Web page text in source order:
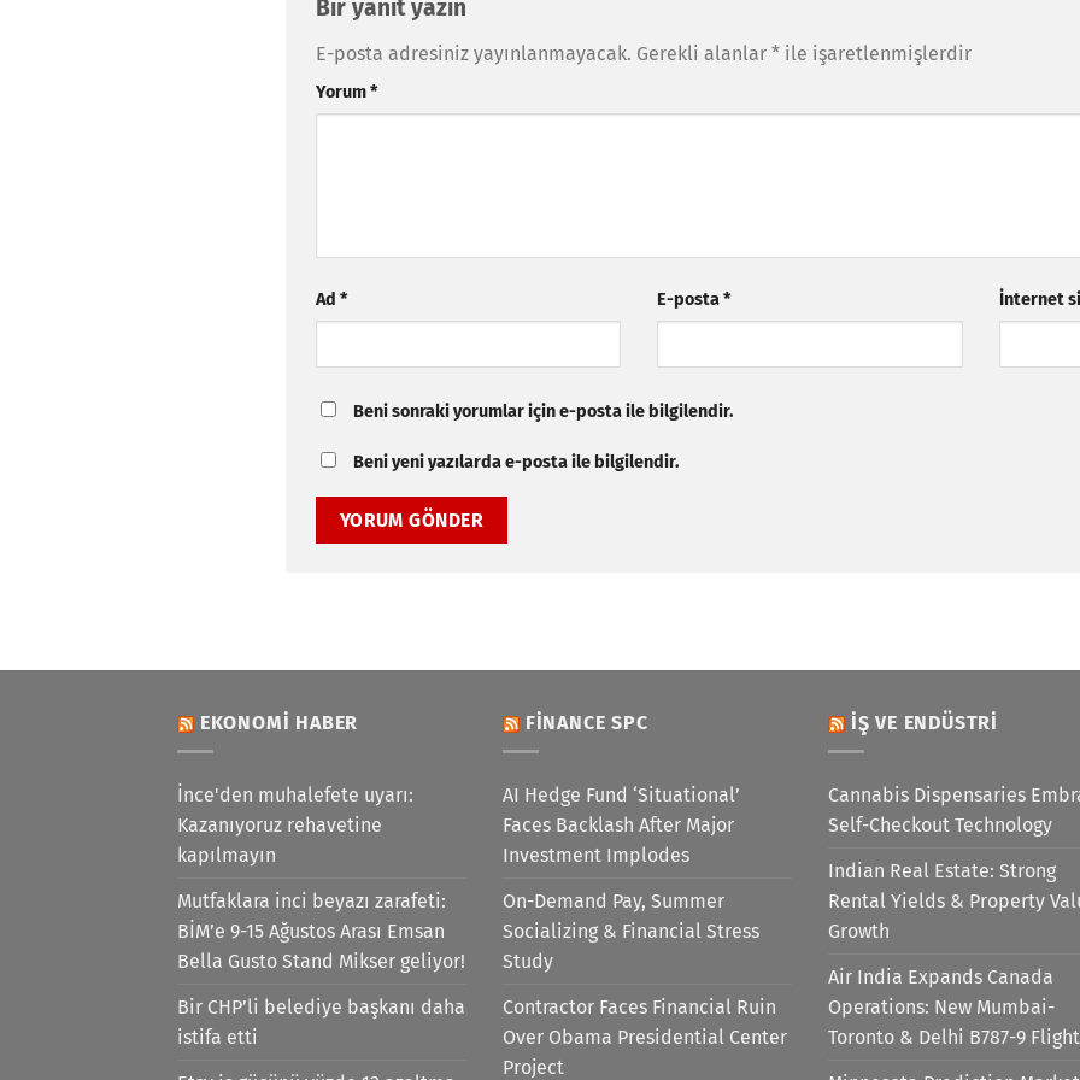
Bir yanıt yazın
E-posta adresiniz yayınlanmayacak. Gerekli alanlar * ile işaretlenmişlerdir
Yorum*
Ad * E-posta* İnternet
Beni sonraki yorumlar için e-posta ile bilgilendir.
Beni yeni yazılarda e-posta ile bilgilendir.
EKONOMI HABER
İnce'den muhalefete uyarı:
Kazanıyoruz rehavetine
kapılmayın
Mutfaklara inci beyazı zarafeti:
BİM’e 9-15 Ağustos Arası Emsan
Bella Gusto Stand Mikser geliyor!
Bir CHP’li belediye başkanı daha
istifa etti
FINANCE SPC
AI Hedge Fund ‘Situational’
Faces Backlash After Major
Investment Implodes
On-Demand Pay, Summer
Socializing & Financial Stress
Study
Contractor Faces Financial Ruin
Over Obama Presidential Center
Project
İŞ VE ENDÜSTRI
Cannabis Dispensaries
Self-Checkout Technology
Indian Real Estate: Strong
Rental Yields & Property
Growth
Air India Expands Canada
Operations: New Mumbai-
Toronto & Delhi B787-9